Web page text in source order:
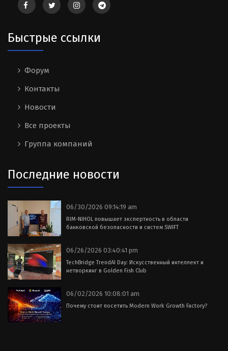
Быстрые ссылки
Форум
Контакты
Новости
Все проекты
Группа компаний
Последние новости
06/30/2026 09:14:19 am
RIM-NIHOL повышает экспертность в области
банковской безопасности и систем SWIFT
06/26/2026 03:40:41 pm
TechBridge TrendAI Day: Искусственный интеллект и
нетворкинг в Golden Fish Club
06/02/2026 10:08:01 am
Почему стоит посетить Modern Work Growth Factory?